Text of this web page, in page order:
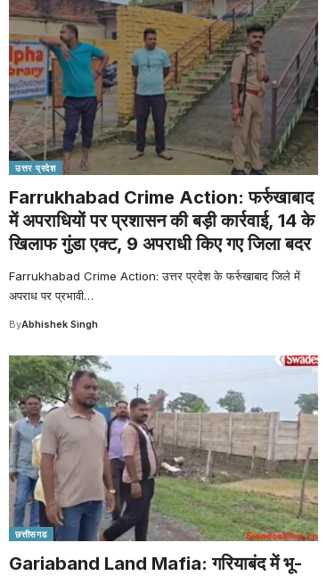
उत्तर प्रदेश
Farrukhabad Crime Action: फर्रुखाबाद
में अपराधियों पर प्रशासन की बड़ी कार्रवाई, 14 के
खिलाफ गुंडा एक्ट, 9 अपराधी किए गए जिला बदर
Farrukhabad Crime Action: उत्तर प्रदेश के फर्रुखाबाद जिले में
अपराध पर प्रभावी…
ByAbhishek Singh
छत्तीसगढ
Gariaband Land Mafia: गरियाबंद में भू-